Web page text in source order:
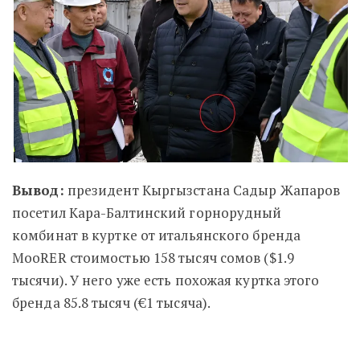
Вывод: президент Кыргызстана Садыр Жапаров
посетил Кара-Балтинский горнорудный
комбинат в куртке от итальянского бренда
MooRER стоимостью 158 тысяч сомов ($1.9
тысячи). У него уже есть похожая куртка этого
бренда 85.8 тысяч (€1 тысяча).